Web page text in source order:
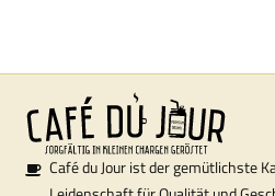
Café du Jour ist der gemütlichste